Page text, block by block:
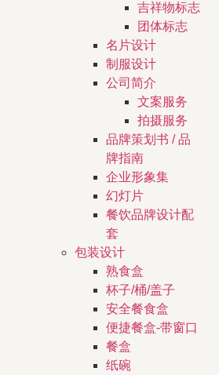
吉祥物标志
团体标志
名片设计
制服设计
公司简介
文案服务
拍摄服务
品牌策划书 / 品
牌指南
企业形象集
幻灯片
餐饮品牌设计配
套
包装设计
熟食盒
杯子/桶/盖子
安全餐食盒
便捷餐盒-带窗口
餐盒
纸碗